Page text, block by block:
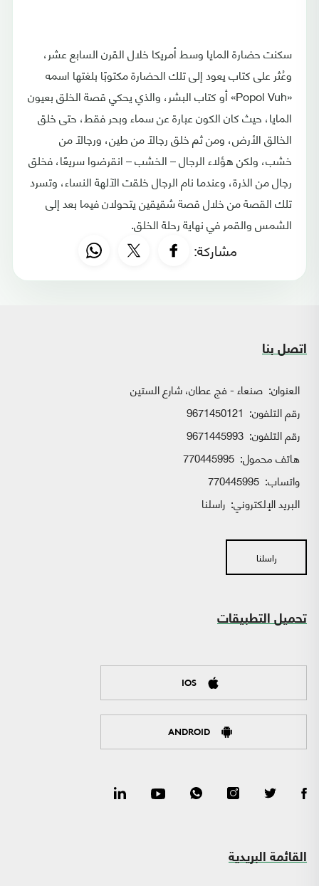
سكنت حضارة المايا وسط أمريكا خلال القرن السابع عشر،
وعُثر على كتاب يعود إلى تلك الحضارة مكتوبًا بلغتها اسمه
«Popol Vuh» أو كتاب البشر، والذي يحكي قصة الخلق بعيون
المايا، حيث كان الكون عبارة عن سماء وبحر فقط، حتى خلق
الخالق الأرض، ومن ثم خلق رجالًا من طين، ورجالًا من
خشب، ولكن هؤلاء الرجال – الخشب – انقرضوا سريعًا، فخلق
رجال من الذرة، وعندما نام الرجال خلقت الآلهة النساء، وتسرد
تلك القصة من خلال قصة شقيقين يتحولان فيما بعد إلى
الشمس والقمر في نهاية رحلة الخلق.
مشاركة:
اتصل بنا
العنوان: صنعاء - فج عطان، شارع الستين
رقم التلفون: 9671450121
رقم التلفون: 9671445993
هاتف محمول: 770445995
واتساب:
البريد الإلكتروني: راسلنا
راسلنا
تحميل التطبيقات
IOS
ANDROID
القائمة البريدية